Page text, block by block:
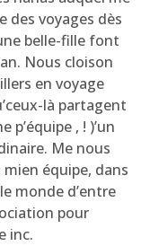
voyages dès
belle-fille font
Nous cloison
en voyage
là partagent
p’équipe , ! )’un
Me nous
équipe, dans
monde d’entre
pour
inc.